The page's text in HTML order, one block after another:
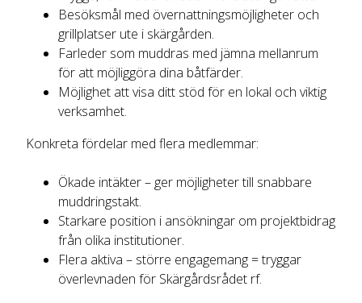
Besöksmål med övernattningsmöjligheter och
grillplatser ute i skärgården.
Farleder som muddras med jämna mellanrum
för att möjliggöra dina båtfärder.
Möjlighet att visa ditt stöd för en lokal och viktig
verksamhet.
Konkreta fördelar med flera medlemmar:
Ökade intäkter – ger möjligheter till snabbare
muddringstakt.
Starkare position i ansökningar om projektbidrag
från olika institutioner.
Flera aktiva – större engagemang = tryggar
överlevnaden för Skärgårdsrådet rf.